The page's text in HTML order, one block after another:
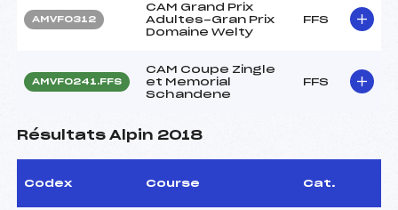
AMVF0312
CAM Grand Prix
Adultes-Gran Prix
Domaine Welty
FFS
AMVF0241.FFS
CAM Coupe Zingle
et Memorial
Schandene
FFS
Résultats Alpin 2018
Codex Course Cat.